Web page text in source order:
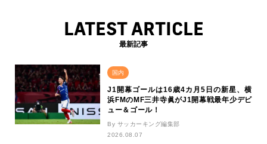
LATEST ARTICLE
最新記事
国内
J1開幕ゴールは16歳4カ月5日の新星、横
浜FMのMF三井寺眞がJ1開幕戦最年少デビ
ュー＆ゴール！
By サッカーキング編集部
2026.08.07